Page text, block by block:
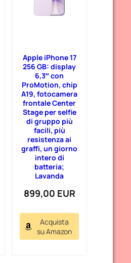
Apple iPhone 17
256 GB: display
6,3″ con
ProMotion, chip
A19, fotocamera
frontale Center
Stage per selfie
di gruppo più
facili, più
resistenza ai
graffi, un giorno
intero di
batteria;
Lavanda
899,00 EUR
Acquista
su Amazon